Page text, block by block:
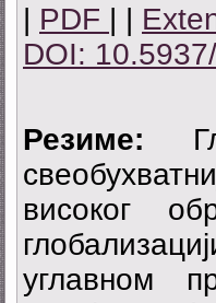
PDF
DOI:
Резиме:
високог
углавном